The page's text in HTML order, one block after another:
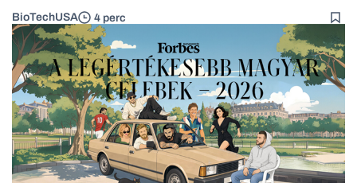
BioTechUSA 4 perc